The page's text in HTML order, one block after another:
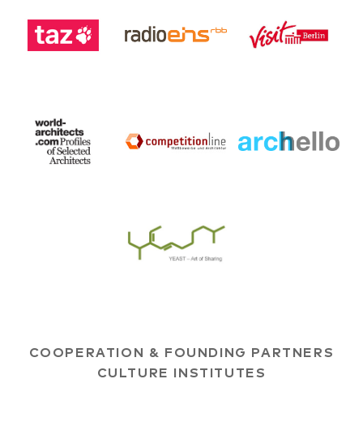
COOPERATION & FOUNDING PARTNERS
CULTURE INSTITUTES